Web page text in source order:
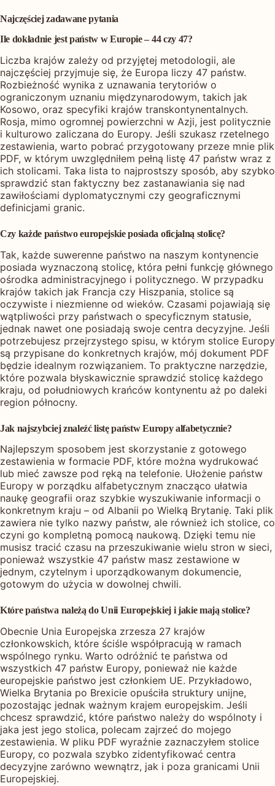
Najczęściej zadawane pytania
Ile dokładnie jest państw w Europie – 44 czy 47?
Liczba krajów zależy od przyjętej metodologii, ale
najczęściej przyjmuje się, że Europa liczy 47 państw.
Rozbieżność wynika z uznawania terytoriów o
ograniczonym uznaniu międzynarodowym, takich jak
Kosowo, oraz specyfiki krajów transkontynentalnych.
Rosja, mimo ogromnej powierzchni w Azji, jest politycznie
i kulturowo zaliczana do Europy. Jeśli szukasz rzetelnego
zestawienia, warto pobrać przygotowany przeze mnie plik
PDF, w którym uwzględniłem pełną listę 47 państw wraz z
ich stolicami. Taka lista to najprostszy sposób, aby szybko
sprawdzić stan faktyczny bez zastanawiania się nad
zawiłościami dyplomatycznymi czy geograficznymi
definicjami granic.
Czy każde państwo europejskie posiada oficjalną stolicę?
Tak, każde suwerenne państwo na naszym kontynencie
posiada wyznaczoną stolicę, która pełni funkcję głównego
ośrodka administracyjnego i politycznego. W przypadku
krajów takich jak Francja czy Hiszpania, stolice są
oczywiste i niezmienne od wieków. Czasami pojawiają się
wątpliwości przy państwach o specyficznym statusie,
jednak nawet one posiadają swoje centra decyzyjne. Jeśli
potrzebujesz przejrzystego spisu, w którym stolice Europy
są przypisane do konkretnych krajów, mój dokument PDF
będzie idealnym rozwiązaniem. To praktyczne narzędzie,
które pozwala błyskawicznie sprawdzić stolicę każdego
kraju, od południowych krańców kontynentu aż po daleki
region północny.
Jak najszybciej znaleźć listę państw Europy alfabetycznie?
Najlepszym sposobem jest skorzystanie z gotowego
zestawienia w formacie PDF, które można wydrukować
lub mieć zawsze pod ręką na telefonie. Ułożenie państw
Europy w porządku alfabetycznym znacząco ułatwia
naukę geografii oraz szybkie wyszukiwanie informacji o
konkretnym kraju – od Albanii po Wielką Brytanię. Taki plik
zawiera nie tylko nazwy państw, ale również ich stolice, co
czyni go kompletną pomocą naukową. Dzięki temu nie
musisz tracić czasu na przeszukiwanie wielu stron w sieci,
ponieważ wszystkie 47 państw masz zestawione w
jednym, czytelnym i uporządkowanym dokumencie,
gotowym do użycia w dowolnej chwili.
Które państwa należą do Unii Europejskiej i jakie mają stolice?
Obecnie Unia Europejska zrzesza 27 krajów
członkowskich, które ściśle współpracują w ramach
wspólnego rynku. Warto odróżnić te państwa od
wszystkich 47 państw Europy, ponieważ nie każde
europejskie państwo jest członkiem UE. Przykładowo,
Wielka Brytania po Brexicie opuściła struktury unijne,
pozostając jednak ważnym krajem europejskim. Jeśli
chcesz sprawdzić, które państwo należy do wspólnoty i
jaka jest jego stolica, polecam zajrzeć do mojego
zestawienia. W pliku PDF wyraźnie zaznaczyłem stolice
Europy, co pozwala szybko zidentyfikować centra
decyzyjne zarówno wewnątrz, jak i poza granicami Unii
Europejskiej.